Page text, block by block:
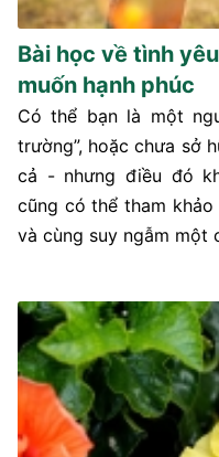
Bài học về tình
muốn hạnh phúc
Có thể bạn là một
trường”, hoặc chưa sở
cả - nhưng điều đó
cũng có thể tham
và cùng suy ngẫm một